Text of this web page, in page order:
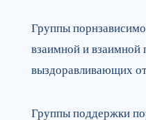
Группы
взаимной и взаимной
выздоравливающих
Группы поддержки